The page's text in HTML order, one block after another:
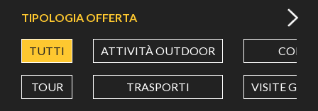
TIPOLOGIA OFFERTA
TUTTI ATTIVITÀ OUTDOOR CORSI
TOUR TRASPORTI VISITE